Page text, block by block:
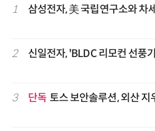
1 삼성전자, 美 국립연구소와 차
2 신일전자, 'BLDC 리모컨 선풍
3 단독 토스 보안솔루션, 외산